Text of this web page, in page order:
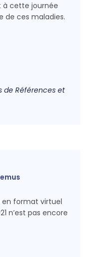
à cette journée
de ces maladies.
de Références et
en format virtuel
n’est pas encore